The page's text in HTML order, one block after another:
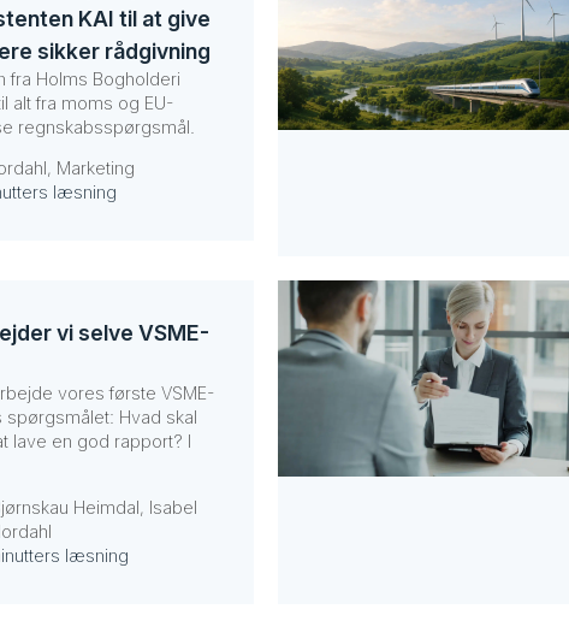
KAI til at give
sikker rådgivning
fra Holms Bogholderi
alt fra moms og EU-
regnskabsspørgsmål.
Marketing
læsning
vi selve VSME-
vores første VSME-
spørgsmålet: Hvad skal
lave en god rapport? I
Heimdal, Isabel
læsning